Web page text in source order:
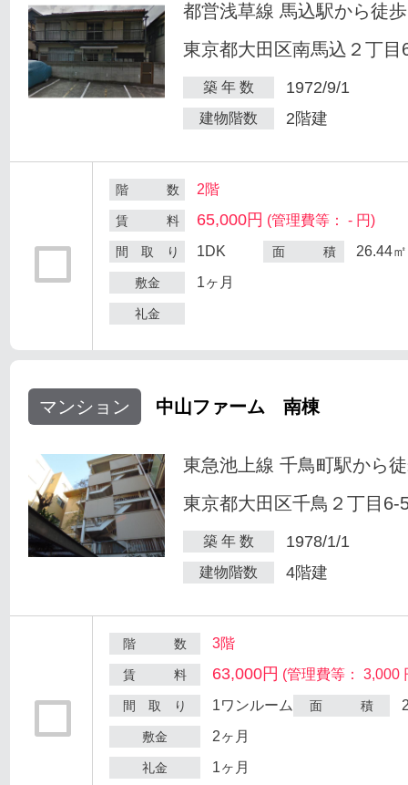
都営浅草線 馬込駅から徒
東京都大田区南馬込２丁目
築 年 数 1972/9/1
建物階数 2階建
階 数 2階
賃 料 65,000円 (管理費等： - 円)
間 取 り 1DK 面 積 26.44㎡
敷金 1ヶ月
礼金
マンション 中山ファーム 南棟
東急池上線 千鳥町駅から
東京都大田区千鳥２丁目6-
築 年 数 1978/1/1
建物階数 4階建
階 数 3階
賃 料 63,000円 (管理費等： 3,000
間 取 り 1ワンルーム 面 積
敷金 2ヶ月
礼金 1ヶ月